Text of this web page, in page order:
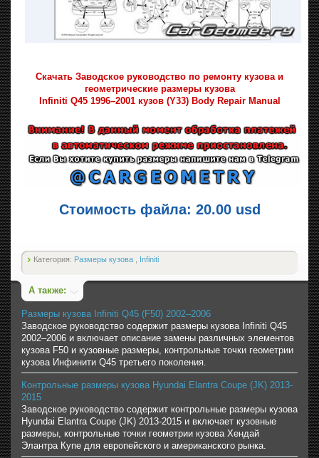
Скачать Заводское руководство по ремонту кузова и
геометрические размеры кузова
Infiniti Q45 1996–2001 кузов (Y33) Body Repair Manual
Стоимость файла: 20.00 usd
Категория: Размеры кузова Infiniti
А также:
Размеры кузова Infiniti Q45 (F50) 2002–2006
Заводское руководство содержит размеры кузова Infiniti Q45
2002–2006 и включает описание замены различных элементов
кузова F50 и кузовные размеры, контрольные точки геометрии
кузова Инфинити Q45 третьего поколения.
Контрольные размеры кузова Hyundai Elantra Coupe (JK) 2013-
2015
Заводское руководство содержит контрольные размеры кузова
Hyundai Elantra Coupe (JK) 2013-2015 и включает кузовные
размеры, контрольные точки геометрии кузова Хендай
Элантра Купе для европейского и американского рынка.